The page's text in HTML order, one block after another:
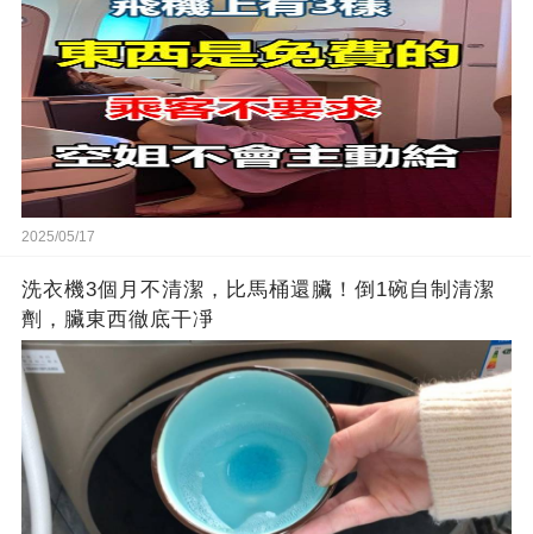
2025/05/17
洗衣機3個月不清潔，比馬桶還臟！倒1碗自制清潔
劑，臟東西徹底干凈